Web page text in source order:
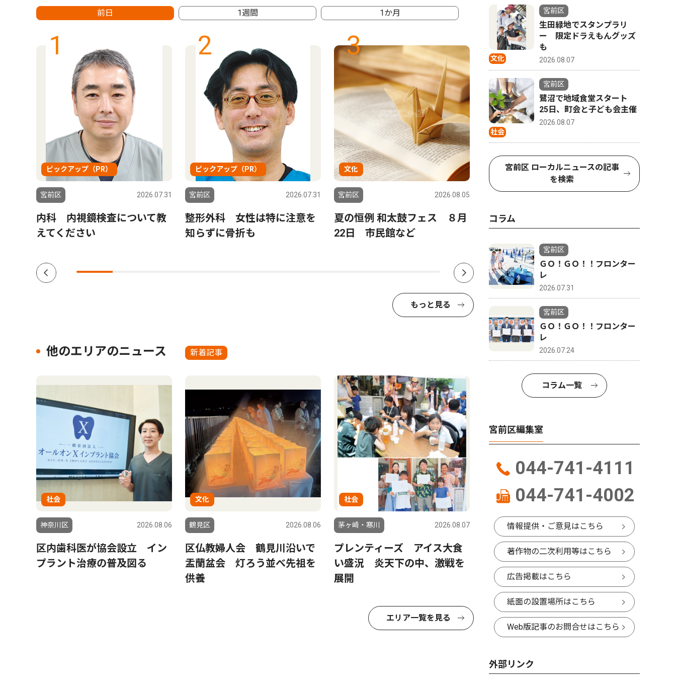
前日 1週間 1か月
1
ピックアップ（PR）
宮前区 2026.07.31
内科 内視鏡検査について教
えてください
2
ピックアップ（PR）
宮前区 2026.07.31
整形外科 女性は特に注意を
知らずに骨折も
3
文化
宮前区 2026.08.05
夏の恒例 和太鼓フェス ８月
22日 市民館など
4
ピックアップ（PR）
宮前区 2026.07.31
内科・透析 腎不全とはどん
もっと見る
他のエリアのニュース 新着記事
社会
神奈川区 2026.08.06
区内歯科医が協会設立 イン
プラント治療の普及図る
文化
鶴見区 2026.08.06
区仏教婦人会 鶴見川沿いで
盂蘭盆会 灯ろう並べ先祖を
供養
社会
茅ヶ崎・寒川 2026.08.07
プレンティーズ アイス大食
い盛況 炎天下の中、激戦を
展開
エリア一覧を見る
文化
宮前区
生田緑地でスタンプラリ
ー 限定ドラえもんグッズ
も
2026.08.07
社会
宮前区
鷺沼で地域食堂スタート
25日、町会と子ども会主催
2026.08.07
宮前区 ローカルニュースの記事
を検索
コラム
宮前区
ＧＯ！ＧＯ！！フロンター
レ
2026.07.31
宮前区
ＧＯ！ＧＯ！！フロンター
レ
2026.07.24
コラム一覧
宮前区編集室
044-741-4111
044-741-4002
情報提供・ご意見はこちら
著作物の二次利用等はこちら
広告掲載はこちら
紙面の設置場所はこちら
Web版記事のお問合せはこちら
外部リンク